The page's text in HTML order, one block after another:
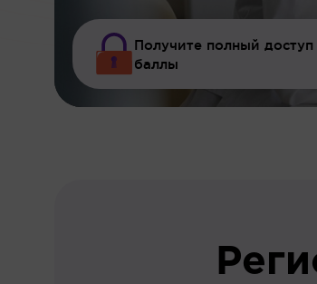
Получите полный
баллы